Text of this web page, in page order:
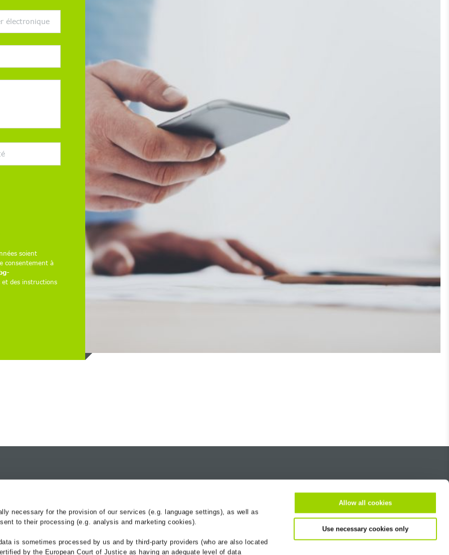
necessary for the provision of our services (e.g. language settings), as well as
to their processing (e.g. analysis and marketing cookies).
is sometimes processed by us and by third-party providers (who are also located
by the European Court of Justice as having an adequate level of data
Allow all cookies
Use necessary cookies only
soient
consentement à
et des instructions
Fixation des banquettes
Centre de service
Références
Contact
Recherche de sites